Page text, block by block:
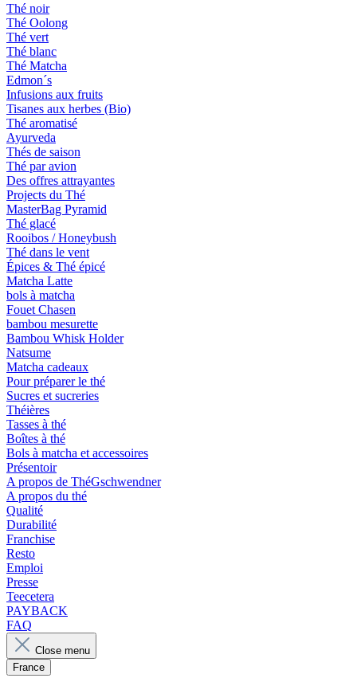
Thé noir
Thé Oolong
Thé vert
Thé blanc
Thé Matcha
Edmon´s
Infusions aux fruits
Tisanes aux herbes (Bio)
Thé aromatisé
Ayurveda
Thés de saison
Thé par avion
Des offres attrayantes
Projects du Thé
MasterBag Pyramid
Thé glacé
Rooibos / Honeybush
Thé dans le vent
Épices & Thé épicé
Matcha Latte
bols à matcha
Fouet Chasen
bambou mesurette
Bambou Whisk Holder
Natsume
Matcha cadeaux
Pour préparer le thé
Sucres et sucreries
Théières
Tasses à thé
Boîtes à thé
Bols à matcha et accessoires
Présentoir
A propos de ThéGschwendner
A propos du thé
Qualité
Durabilité
Franchise
Resto
Emploi
Presse
Teecetera
PAYBACK
FAQ
Close menu
France